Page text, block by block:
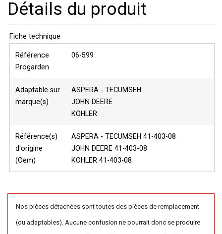
Détails du produit
Fiche technique
Référence
Progarden
06-599
Adaptable sur
marque(s)
ASPERA - TECUMSEH
JOHN DEERE
KOHLER
Référence(s)
d'origine
(Oem)
ASPERA - TECUMSEH 41-403-08
JOHN DEERE 41-403-08
KOHLER 41-403-08
Nos pièces détachées sont toutes des pièces de remplacement
(ou adaptables). Aucune confusion ne pourrait donc se produire